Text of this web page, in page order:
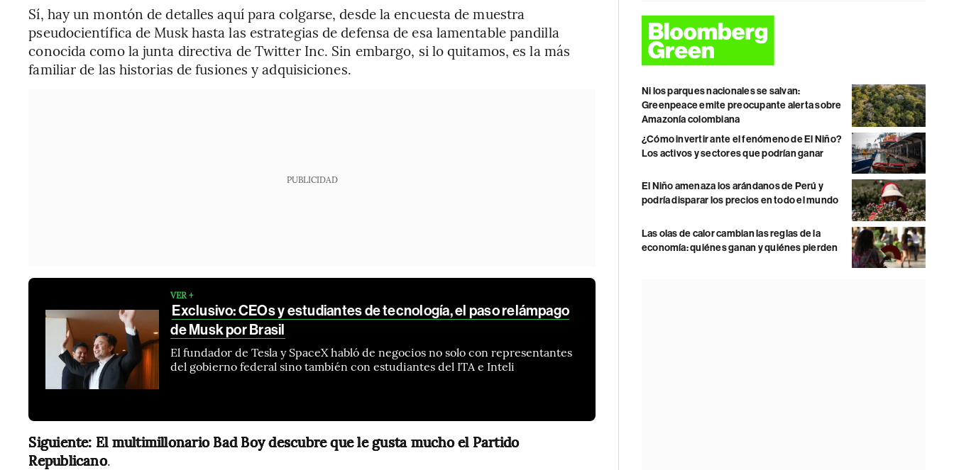
Sí, hay un montón de detalles aquí para colgarse, desde la encuesta de muestra
pseudocientífica de Musk hasta las estrategias de defensa de esa lamentable pandilla
conocida como la junta directiva de Twitter Inc. Sin embargo, si lo quitamos, es la más
familiar de las historias de fusiones y adquisiciones.
PUBLICIDAD
VER +
Exclusivo: CEOs y estudiantes de tecnología, el paso relámpago
de Musk por Brasil
El fundador de Tesla y SpaceX habló de negocios no solo con representantes
del gobierno federal sino también con estudiantes del ITA e Inteli
Siguiente: El multimillonario Bad Boy descubre que le gusta mucho el Partido
Republicano.
Ni los parques nacionales se salvan:
Greenpeace emite preocupante alerta sobre
Amazonía colombiana
¿Cómo invertir ante el fenómeno de El Niño?
Los activos y sectores que podrían ganar
El Niño amenaza los arándanos de Perú y
podría disparar los precios en todo el mundo
Las olas de calor cambian las reglas de la
economía: quiénes ganan y quiénes pierden